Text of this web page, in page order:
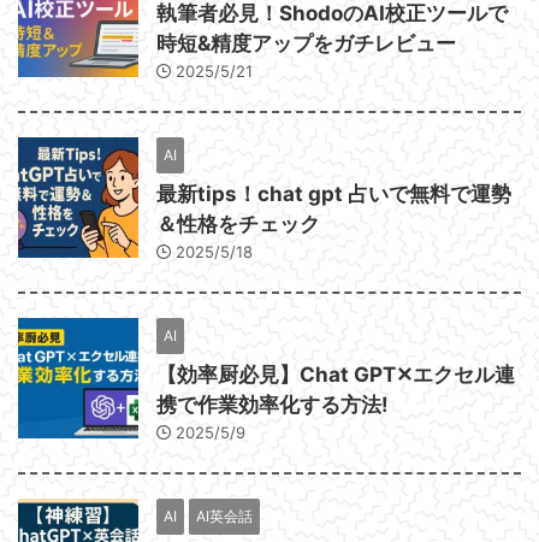
執筆者必見！ShodoのAI校正ツールで
時短&精度アップをガチレビュー
2025/5/21
AI
最新tips！chat gpt 占いで無料で運勢
＆性格をチェック
2025/5/18
AI
【効率厨必見】Chat GPT✕エクセル連
携で作業効率化する方法!
2025/5/9
AI AI英会話